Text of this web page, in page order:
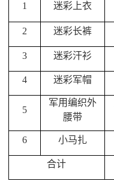
1 迷彩上衣
2 迷彩长裤
3 迷彩汗衫
4 迷彩军帽
5
军用编织外
腰带
6 小马扎
合计